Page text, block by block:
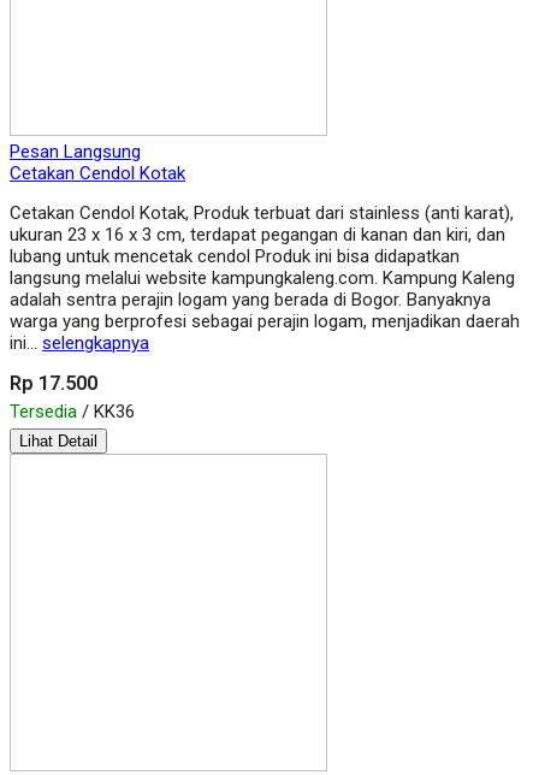
Pesan Langsung
Cetakan Cendol Kotak
Cetakan Cendol Kotak, Produk terbuat dari stainless (anti karat),
ukuran 23 x 16 x 3 cm, terdapat pegangan di kanan dan kiri, dan
lubang untuk mencetak cendol Produk ini bisa didapatkan
langsung melalui website kampungkaleng.com. Kampung Kaleng
adalah sentra perajin logam yang berada di Bogor. Banyaknya
warga yang berprofesi sebagai perajin logam, menjadikan daerah
ini… selengkapnya
Rp 17.500
Tersedia / KK36
Lihat Detail